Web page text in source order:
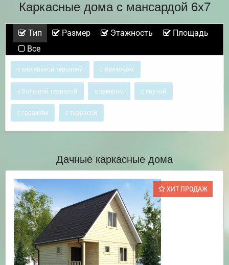
Каркасные дома с мансардой 6х7
Тип Размер Этажность
Площадь
Все
с маленькой террасой с балконом
с большой террасой с эркером с сауной
с гаражом с террасой
Дачные каркасные дома
ХИТ ПРОДАЖ